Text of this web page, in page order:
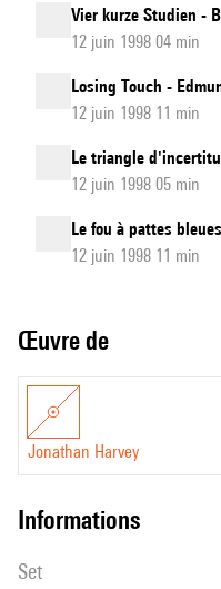
Vier kurze Studien -
12 juin 1998 04 min
Losing Touch -
12 juin 1998 11 min
Le triangle
12 juin 1998 05 min
Le fou à pattes
12 juin 1998 11 min
Œuvre de
Jonathan Harvey
informations
set